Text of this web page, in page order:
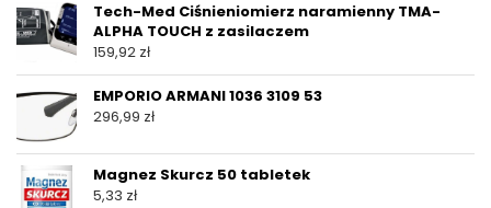
Tech-Med Ciśnieniomierz naramienny TMA-
ALPHA TOUCH z zasilaczem
159,92 zł
EMPORIO ARMANI 1036 3109 53
296,99 zł
Magnez Skurcz 50 tabletek
5,33 zł